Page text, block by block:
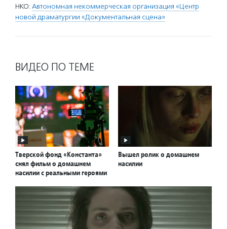
НКО: Автономная некоммерческая организация «Центр
новой драматургии «Документальная сцена»
ВИДЕО ПО ТЕМЕ
Тверской фонд «Константа»
снял фильм о домашнем
насилии с реальными героями
Вышел ролик о домашнем
насилии